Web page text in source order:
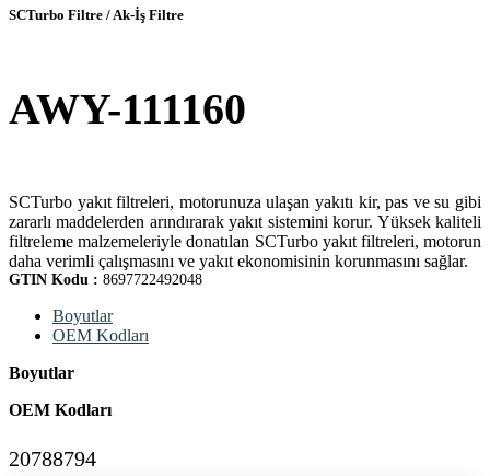
SCTurbo Filtre / Ak-İş Filtre
AWY-111160
SCTurbo yakıt filtreleri, motorunuza ulaşan yakıtı kir, pas ve su gibi
zararlı maddelerden arındırarak yakıt sistemini korur. Yüksek kaliteli
filtreleme malzemeleriyle donatılan SCTurbo yakıt filtreleri, motorun
daha verimli çalışmasını ve yakıt ekonomisinin korunmasını sağlar.
GTIN Kodu : 8697722492048
Boyutlar
OEM Kodları
Boyutlar
OEM Kodları
20788794